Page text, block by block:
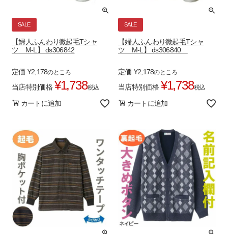
SALE
【婦人ふんわり微起毛Tシャ
ツ M-L】 ds306842
定価 ¥2,178のところ
当店特別価格 ¥1,738税込
カートに追加
SALE
【婦人ふんわり微起毛Tシャ
ツ M-L】 ds306840
定価 ¥2,178のところ
当店特別価格 ¥1,738税込
カートに追加